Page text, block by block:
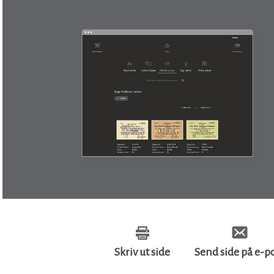
Skriv ut side Send side på e-